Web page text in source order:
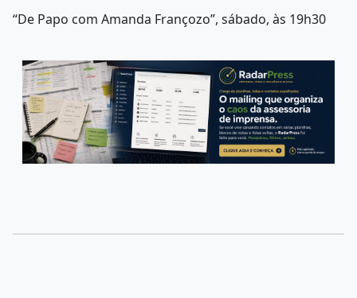
“De Papo com Amanda Françozo”, sábado, às 19h30